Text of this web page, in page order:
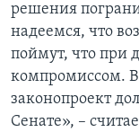
решения
надеемся, что
поймут, что при
компромиссом. В
законопроект
Сенате», –